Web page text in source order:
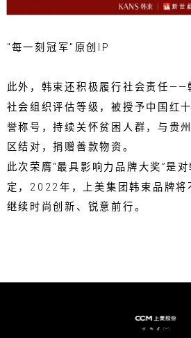
"每一刻冠军"原创IP
此外，韩束还积极履行社会责任——
社会组织评估等级，被授予中国红
誉称号，持续关怀贫困人群，与贵
区结对，捐赠善款物资。
此次荣膺“最具影响力品牌大奖”是
定，2022年，上美集团韩束品牌将
继续时尚创新、锐意前行。